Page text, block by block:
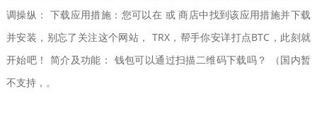
调操纵： 下载应用措施：您可以在 或 商店中找到该应用措施并下载
并安装，别忘了关注这个网站， TRX，帮手你安详打点BTC，此刻就
开始吧！ 简介及功能： 钱包可以通过扫描二维码下载吗？ （国内暂
不支持，。